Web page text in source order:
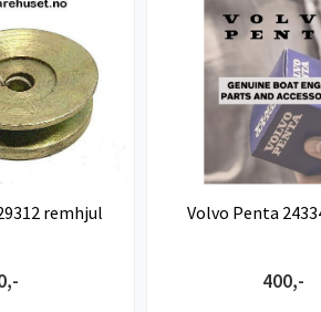
remhjul Volvo Penta
400,-